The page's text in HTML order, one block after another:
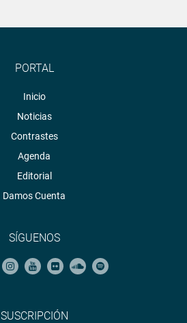
PORTAL
Inicio
Noticias
Contrastes
Agenda
Editorial
Damos Cuenta
SÍGUENOS
SUSCRIPCIÓN